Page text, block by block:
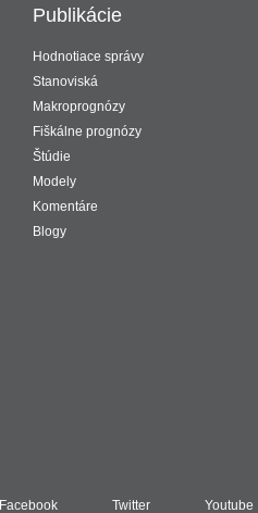
Publikácie
Hodnotiace správy
Stanoviská
Makroprognózy
Fiškálne prognózy
Štúdie
Modely
Komentáre
Blogy
Facebook Twitter Youtube